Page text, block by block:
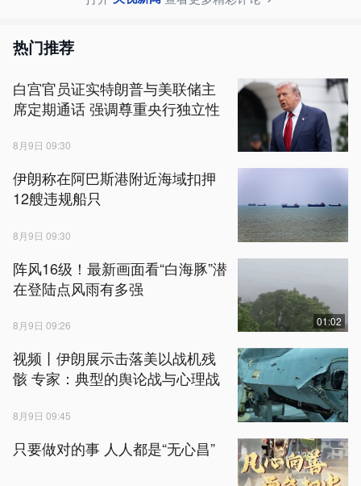
热门推荐
白宫官员证实特朗普与美联储主
席定期通话 强调尊重央行独立性
8月9日 09:30
伊朗称在阿巴斯港附近海域扣押
12艘违规船只
8月9日 09:30
阵风16级！最新画面看“白海豚”潜
在登陆点风雨有多强
8月9日 09:26 01:02
视频丨伊朗展示击落美以战机残
骸 专家：典型的舆论战与心理战
8月9日 09:45
只要做对的事 人人都是“无心昌”